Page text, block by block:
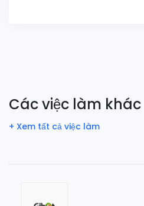
Các việc làm khác
+ Xem tất cả việc làm